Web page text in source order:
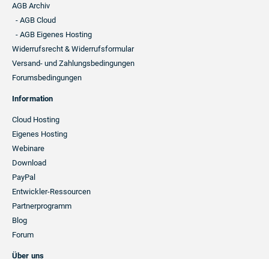
AGB Archiv
- AGB Cloud
- AGB Eigenes Hosting
Widerrufsrecht & Widerrufsformular
Versand- und Zahlungsbedingungen
Forumsbedingungen
Information
Cloud Hosting
Eigenes Hosting
Webinare
Download
PayPal
Entwickler-Ressourcen
Partnerprogramm
Blog
Forum
Über uns